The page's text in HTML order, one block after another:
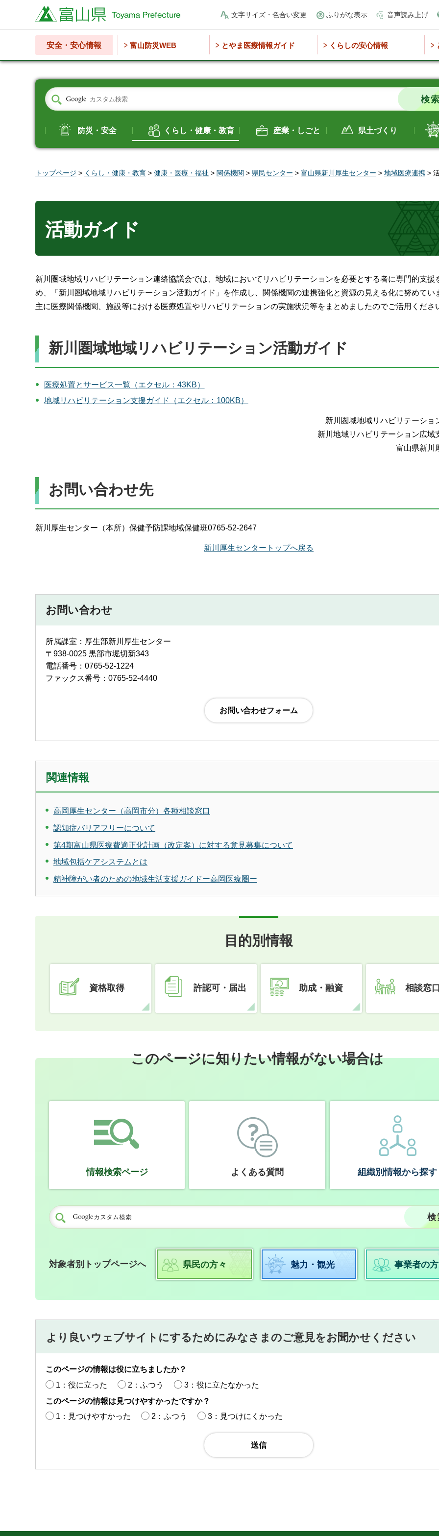
富山県 文字サイズ・色合い変更 ふりがな表示 音声読み上げ
安全・安心情報 富山防災WEB とやま医療情報ガイド くらしの安心情報
防災・安全 くらし・健康・教育 産業・しごと 県土づくり
トップページ > くらし・健康・教育 > 健康・医療・福祉 > 関係機関 > 県民センター > 富山県新川厚生センター > 地域医療連携 >
活動ガイド
新川圏域地域リハビリテーション連絡協議会では、地域においてリハビリテーションを必要とする者に専門的支援
め、「新川圏域地域リハビリテーション活動ガイド」を作成し、関係機関の連携強化と資源の見える化に努めてい
主に医療関係機関、施設等における医療処置やリハビリテーションの実施状況等をまとめましたのでご活用くださ
新川圏域地域リハビリテーション活動ガイド
医療処置とサービス一覧（エクセル：43KB）
地域リハビリテーション支援ガイド（エクセル：100KB）
新川圏域地域リハビリテーショ
新川地域リハビリテーション広域
富山県新川
お問い合わせ先
新川厚生センター（本所）保健予防課地域保健班0765-52-2647
新川厚生センタートップへ戻る
お問い合わせ
所属課室：厚生部新川厚生センター
〒938-0025 黒部市堀切新343
電話番号：0765-52-1224
ファックス番号：0765-52-4440
関連情報
高岡厚生センター（高岡市分）各種相談窓口
認知症バリアフリーについて
第4期富山県医療費適正化計画（改定案）に対する意見募集について
地域包括ケアシステムとは
精神障がい者のための地域生活支援ガイドー高岡医療圏ー
目的別情報
資格取得 許認可・届出 助成・融資 相談窓
このページに知りたい情報がない場合は
情報検索ページ よくある質問 組織別情報から探す
対象者別トップページへ 県民の方々 魅力・観光 事業者の
より良いウェブサイトにするためにみなさまのご意見をお聞かせください
このページの情報は役に立ちましたか？
1：役に立った
2：ふつう
3：役に立たなかった
このページの情報は見つけやすかったですか？
1：見つけやすかった
2：ふつう 3：見つけにくかった